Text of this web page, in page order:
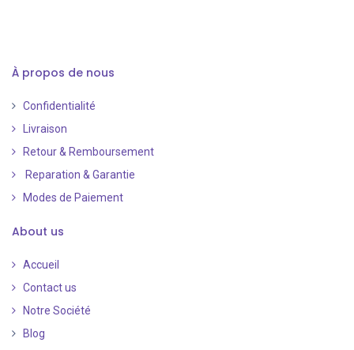
À propos de nous
Confidentialité
Livraison
Retour & Remboursement
Reparation & Garantie
Modes de Paiement
About us
Accueil
Contact us
Notre Société
Blog